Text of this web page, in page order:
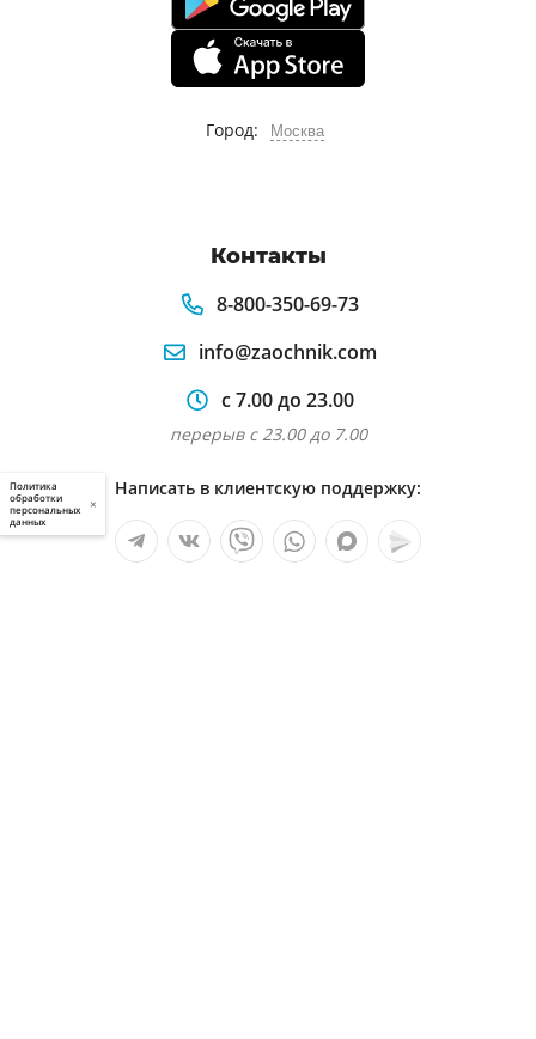
Город: Москва
Контакты
8-800-350-69-73
info@zaochnik.com
с 7.00 до 23.00
перерыв с 23.00 до 7.00
Написать в клиентскую поддержку:
Политика
обработки
персональных
данных
×